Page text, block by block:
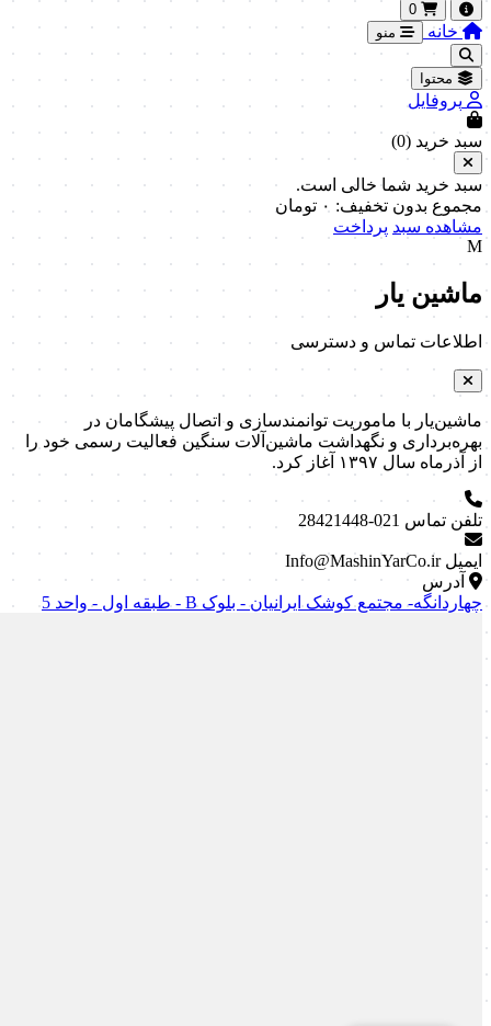
0
خانه منو
محتوا
پروفایل
سبد خرید (0
)
سبد خرید شما خالی است.
مجموع بدون تخفیف: ۰ تومان
مشاهده سبد پرداخت
M
ماشین یار
اطلاعات تماس و دسترسی
ماشین‌یار با ماموریت توانمندسازی و اتصال پیشگامان در
بهره‌برداری و نگهداشت ماشین‌آلات سنگین فعالیت رسمی خود را
از آذرماه سال ۱۳۹۷ آغاز کرد.
تلفن تماس 021-28421448
ایمیل Info@MashinYarCo.ir
آدرس
چهاردانگه- مجتمع کوشک ایرانیان - بلوک B - طبقه اول - واحد 5